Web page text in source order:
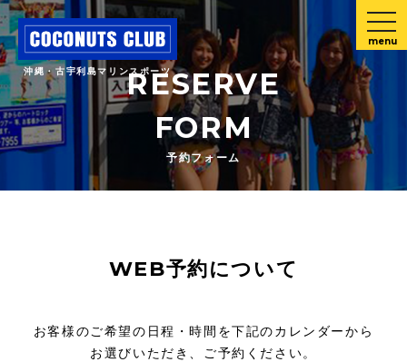
沖縄・古宇利島マリンスポーツ
menu
RESERVE
FORM
予約フォーム
WEB予約について
お客様のご希望の日程・時間を下記のカレンダーから
お選びいただき、ご予約ください。